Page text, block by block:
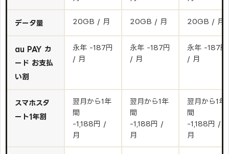
データ量 20GB / 月 20GB / 月 20GB / 月
au PAY カ
ード お支払
い割
永年 -187円
/ 月
永年 -187円
/ 月
永年 -187円
/ 月
スマホスタ
ート1年割
翌月から1年
間
-1,188円 /
月
翌月から1年
間
-1,188円 /
月
翌月から1年
間
-1,188円 /
月